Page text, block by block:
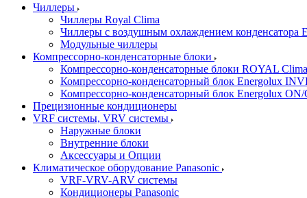
Чиллеры
Чиллеры Royal Clima
Чиллеры с воздушным охлаждением конденсатора
Модульные чиллеры
Компрессорно-конденсаторные блоки
Компрессорно-конденсаторные блоки ROYAL Clima
Компрессорно-конденсаторный блок Energolux
Компрессорно-конденсаторный блок Energolux ON/
Прецизионные кондиционеры
VRF системы, VRV системы
Наружные блоки
Внутренние блоки
Аксессуары и Опции
Климатическое оборудование Panasonic
VRF-VRV-ARV системы
Кондиционеры Panasonic